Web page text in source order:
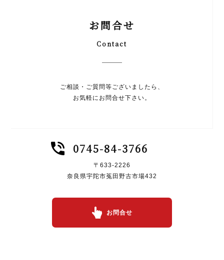
お問合せ
Contact
ご相談・ご質問等ございましたら、
お気軽にお問合せ下さい。
0745-84-3766
〒633-2226
奈良県宇陀市菟田野古市場432
お問合せ